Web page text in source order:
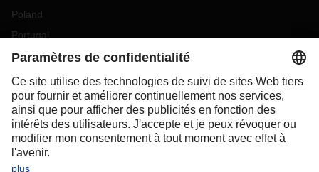
Poland
Portugal
Romania
Slovakia
Spain
Sweden
Switzerland(DE FR)
Turkey